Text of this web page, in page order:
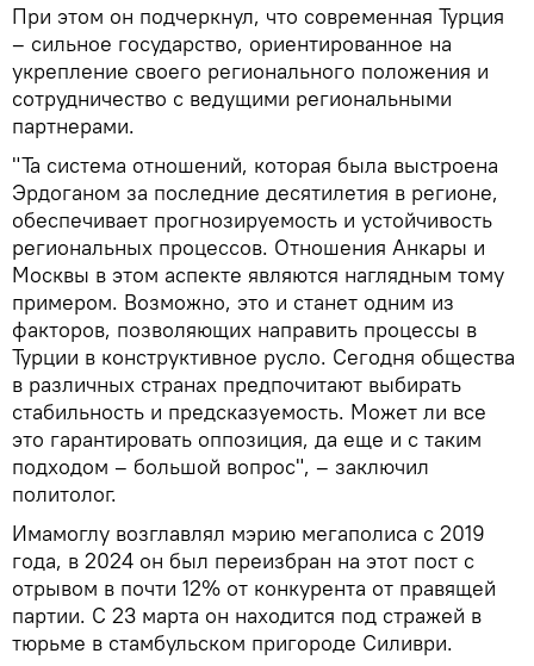
При этом он подчеркнул, что современная Турция
– сильное государство, ориентированное на
укрепление своего регионального положения и
сотрудничество с ведущими региональными
партнерами.
"Та система отношений, которая была выстроена
Эрдоганом за последние десятилетия в регионе,
обеспечивает прогнозируемость и устойчивость
региональных процессов. Отношения Анкары и
Москвы в этом аспекте являются наглядным тому
примером. Возможно, это и станет одним из
факторов, позволяющих направить процессы в
Турции в конструктивное русло. Сегодня общества
в различных странах предпочитают выбирать
стабильность и предсказуемость. Может ли все
это гарантировать оппозиция, да еще и с таким
подходом – большой вопрос", – заключил
политолог.
Имамоглу возглавлял мэрию мегаполиса с 2019
года, в 2024 он был переизбран на этот пост с
отрывом в почти 12% от конкурента от правящей
партии. С 23 марта он находится под стражей в
тюрьме в стамбульском пригороде Силиври.